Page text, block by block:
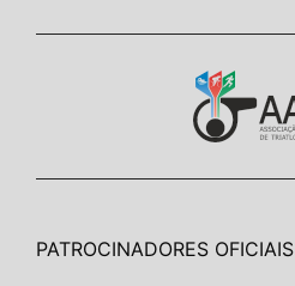
PATROCINADORES OFICIAIS